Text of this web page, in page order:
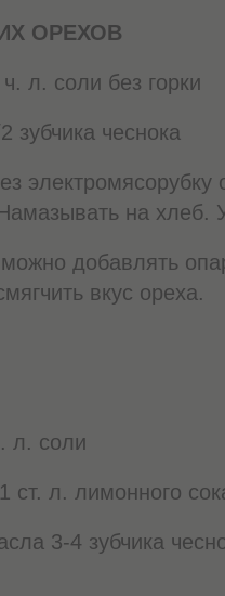
ОРЕХОВ
л. соли без горки
зубчика чеснока
электромясорубку
на хлеб.
добавлять
вкус ореха.
л. соли
ст. л. лимонного
3-4 зубчика